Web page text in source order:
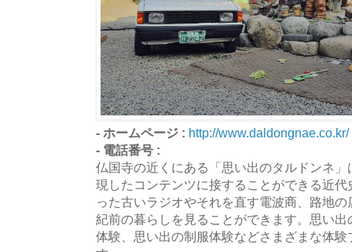
- ホームページ : http://www.daldongnae.co.kr/
- 電話番号 :
仏国寺の近くにある「思い出のタルドンネ
現したコンテンツに接することができる近
った古いラジオやそれを直す電波商、路地
紀前の暮らしを見ることができます。思い
体験、思い出の制服体験などさまざまな体